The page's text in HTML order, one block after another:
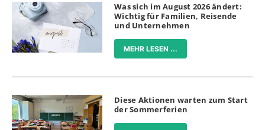
Was sich im August 2026 ändert:
Wichtig für Familien, Reisende
und Unternehmen
MEHR LESEN ...
Diese Aktionen warten zum Start
der Sommerferien